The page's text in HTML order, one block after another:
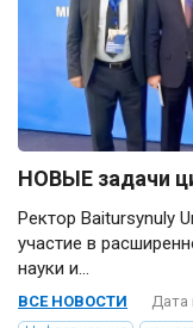
НОВЫЕ задачи
Ректор Baitursynuly
участие в
науки и...
ВСЕ НОВОСТИ Дата